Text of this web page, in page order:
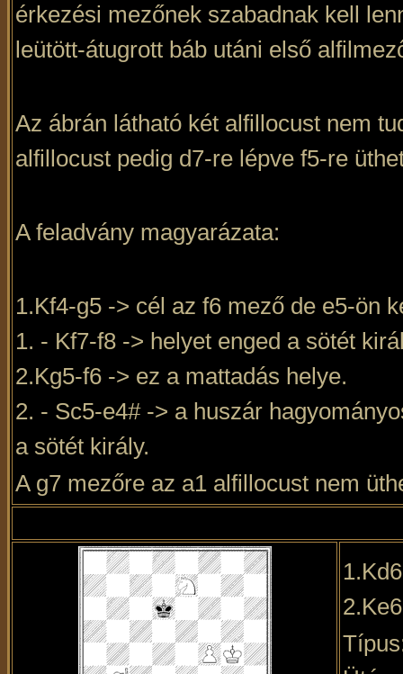
érkezési mezőnek szabadnak kell
leütött-átugrott báb utáni első
Az ábrán látható két alfillocust nem
alfillocust pedig d7-re lépve f5-re
A feladvány magyarázata:
1.Kf4-g5 -> cél az f6 mező de e5-ön
1. - Kf7-f8 -> helyet enged a sötét
2.Kg5-f6 -> ez a mattadás helye.
2. - Sc5-e4# -> a huszár
a sötét király.
A g7 mezőre az a1 alfillocust nem